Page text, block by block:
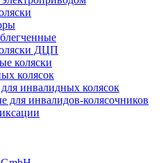
ДЦП
коляски
колясок
инвалидных колясок
для инвалидов-колясочников